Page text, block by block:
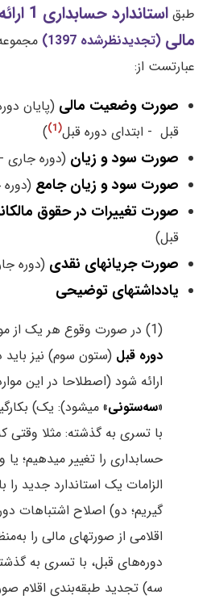
طبق
استاندارد
مالی(تجدیدنظرشده 1397)
مجموعه
عبارتست از:
صورت وضعیت مالی(پایان دوره
قبل - ابتدای دوره قبل(1)
)
صورت سود و زیان(دوره جاری -
صورت سود و زیان جامع(دوره
صورت تغییرات در حقوق مالکانه
قبل)
صورت جریانهای نقدی(دوره
یادداشتهای توضیحی
دوره قبل(ستون سوم) نیز باید
ارائه شود (اصطلاحا در این
«سه‌ستونی»میشود): یک)
با تسری به گذشته: مثلا وقتی
حسابداری را تغییر میدهیم؛ یا
الزامات یک استاندارد جدید را
گیریم؛ دو) اصلاح اشتباهات
اقلامی از صورتهای مالی را
دوره‌های قبل، با تسری به گذشته
سه) تجدید طبقه‌بندی اقلام